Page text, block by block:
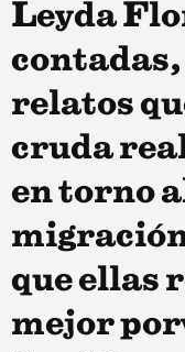
Leyda
contadas,
relatos
cruda
en torno
que ellas
mejor